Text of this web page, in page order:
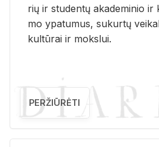
rių ir stu­den­tų aka­de­mi­nio
mo ypa­tu­mus, su­kur­tų
kul­tū­rai ir moks­lui.
PERŽIŪRĖTI